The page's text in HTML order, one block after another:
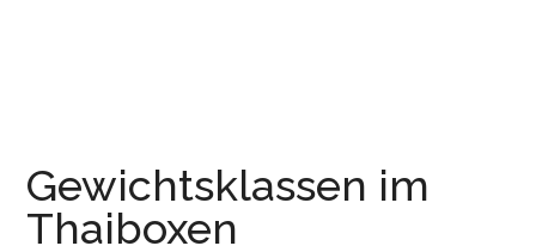
Gewichtsklassen im
Thaiboxen